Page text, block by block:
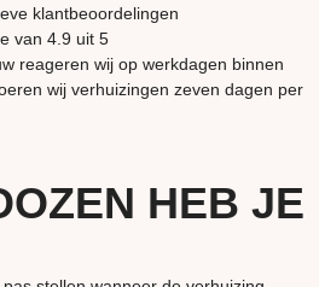
klantbeoordelingen
van 4.9 uit 5
reageren wij op werkdagen binnen
wij verhuizingen zeven dagen per
HEB JE